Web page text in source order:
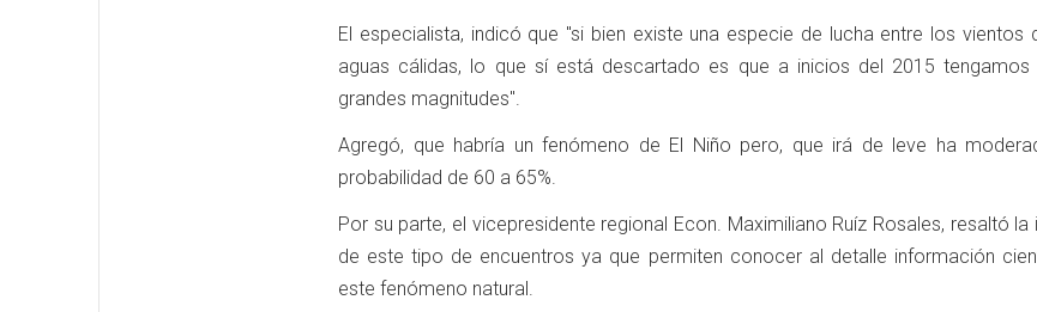
El especialista, indicó que "si bien existe una especie de lucha entre los vientos
aguas cálidas, lo que sí está descartado es que a inicios del 2015 tengamos
grandes magnitudes".
Agregó, que habría un fenómeno de El Niño pero, que irá de leve ha
probabilidad de 60 a 65%.
Por su parte, el vicepresidente regional Econ. Maximiliano Ruíz Rosales, resaltó
de este tipo de encuentros ya que permiten conocer al detalle información
este fenómeno natural.